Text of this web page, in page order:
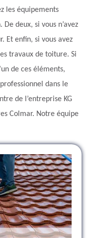
les équipements
deux, si vous n’avez
Et enfin, si vous avez
travaux de toiture. Si
de ces éléments,
dans le
de l’entreprise KG
Colmar. Notre équipe